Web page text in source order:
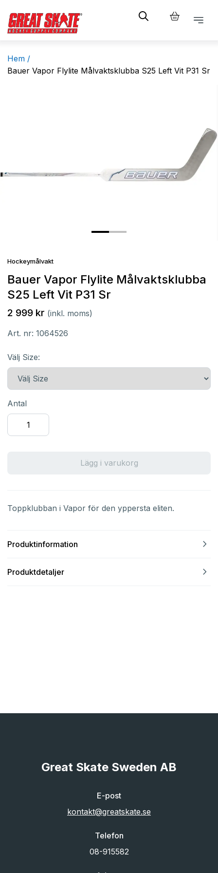
Hem /
Bauer Vapor Flylite Målvaktsklubba S25 Left Vit P31 Sr
Hockeymålvakt
Bauer Vapor Flylite Målvaktsklubba
S25 Left Vit P31 Sr
2 999 kr (inkl. moms)
Art. nr: 1064526
Välj Size:
Antal
Lägg i varukorg
Toppklubban i Vapor för den yppersta eliten.
Produktinformation navigate_next
Produktdetaljer navigate_next
Great Skate Sweden AB
E-post
kontakt@greatskate.se
Telefon
08-915582